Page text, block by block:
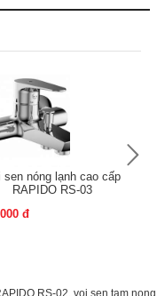
sen nóng lạnh cao cấp
RAPIDO RS-03
đ
RS-02 voi sen tam nong